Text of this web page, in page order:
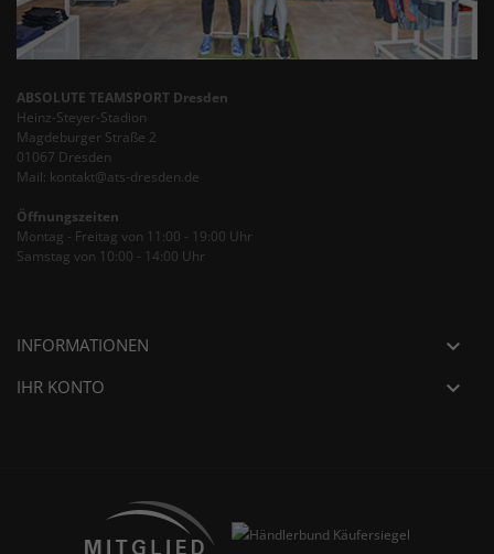
ABSOLUTE TEAMSPORT Dresden
Heinz-Steyer-Stadion
Magdeburger Straße 2
01067 Dresden
Mail: kontakt@ats-dresden.de
Öffnungszeiten
Montag - Freitag von 11:00 - 19:00 Uhr
Samstag von 10:00 - 14:00 Uhr
INFORMATIONEN 
IHR KONTO 